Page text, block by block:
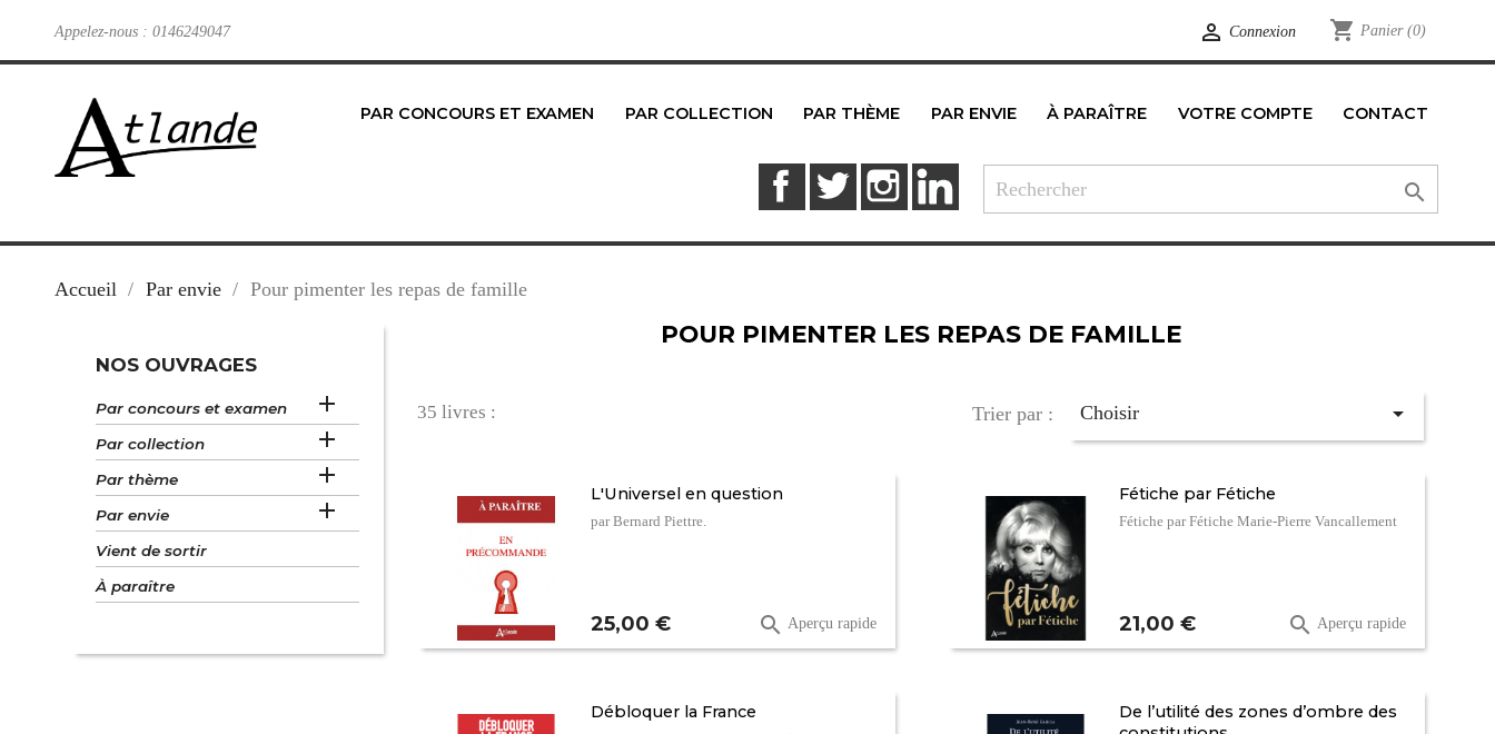
Appelez-nous : 0146249047  Connexion shopping_cart Panier (0)
PAR CONCOURS ET EXAMEN PAR COLLECTION PAR THÈME PAR ENVIE À PARAÎTRE VOTRE COMPTE CONTACT
FacebookTwitter Instagram

Accueil Par envie Pour pimenter les repas de famille
NOS OUVRAGES
Par concours et examen 
Par collection 
Par thème 
Par envie 
Vient de sortir
À paraître
POUR PIMENTER LES REPAS DE FAMILLE
35 livres : Trier par : Choisir 
L'Universel en question
par Bernard Piettre.
Prix
25,00 €  Aperçu rapide
Fétiche par Fétiche
Fétiche par Fétiche Marie-Pierre Vancallement
Prix
21,00 €  Aperçu rapide
Débloquer la France
De l’utilité des zones d’ombre des